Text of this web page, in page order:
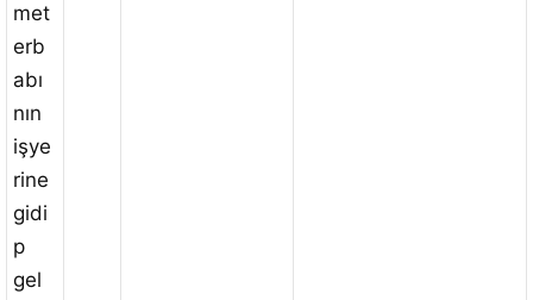
met
erb
abı
nın
işye
rine
gidi
p
gel